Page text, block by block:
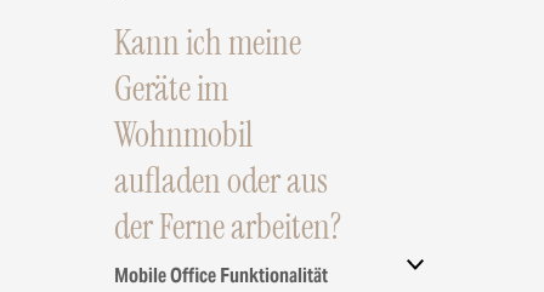
Kann ich meine
Geräte im
Wohnmobil
aufladen oder aus
der Ferne arbeiten?
Mobile Office Funktionalität